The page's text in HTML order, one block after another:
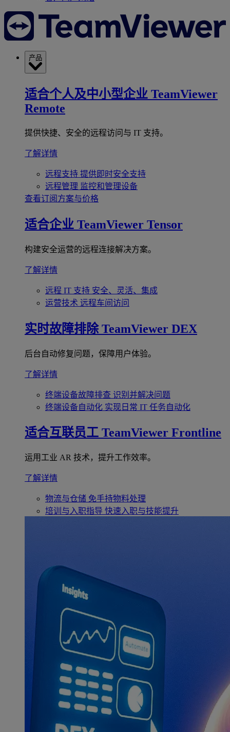
产品
适合个人及中小型企业 TeamViewer
Remote
提供快捷、安全的远程访问与 IT 支持。
了解详情
远程支持 提供即时安全支持
远程管理 监控和管理设备
查看订阅方案与价格
适合企业 TeamViewer Tensor
构建安全运营的远程连接解决方案。
了解详情
远程 IT 支持 安全、灵活、集成
运营技术 远程车间访问
实时故障排除 TeamViewer DEX
后台自动修复问题，保障用户体验。
了解详情
终端设备故障排查 识别并解决问题
终端设备自动化 实现日常 IT 任务自动化
适合互联员工 TeamViewer Frontline
运用工业 AR 技术，提升工作效率。
了解详情
物流与仓储 免手持物料处理
培训与入职指导 快速入职与技能提升